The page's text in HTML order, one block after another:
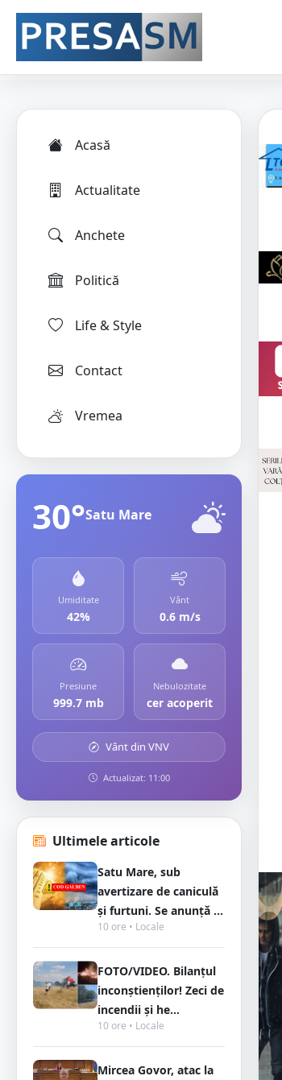
Acasă
Actualitate
Anchete
Politică
Life & Style
Contact
Vremea
30°Satu Mare
Umiditate
42%
Vânt
0.6 m/s
Presiune
999.7 mb
Nebulozitate
cer acoperit
Vânt din VNV
Actualizat: 11:00
Ultimele articole
Satu Mare, sub
avertizare de caniculă
și furtuni. Se anunță ...
10 ore • Locale
FOTO/VIDEO. Bilanțul
inconștienților! Zeci de
incendii și he...
10 ore • Locale
Mircea Govor, atac la